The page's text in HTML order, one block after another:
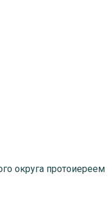
округа протоиереем